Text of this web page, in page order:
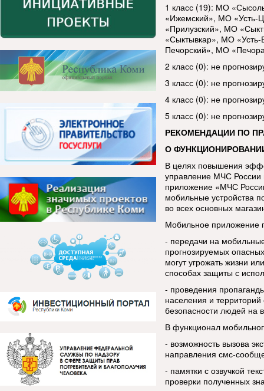
1 класс (19): МО
«Ижемский», МО
«Прилузский», МО
«Сыктывкар», МО
Печорский», МО
2 класс (0): не
3 класс (0): не
4 класс (0): не
5 класс (0): не
РЕКОМЕНДАЦИИ ПО
О
В целях повышения
управление МЧС России
приложение «МЧС
мобильные устройства
во всех основных
Мобильное приложение
- передачи на
прогнозируемых
могут угрожать жизни
способах защиты с
- проведения
населения и
безопасности людей на
В функционал
- возможность вызова
направления смс-
- памятки с озвучкой
проверки полученных